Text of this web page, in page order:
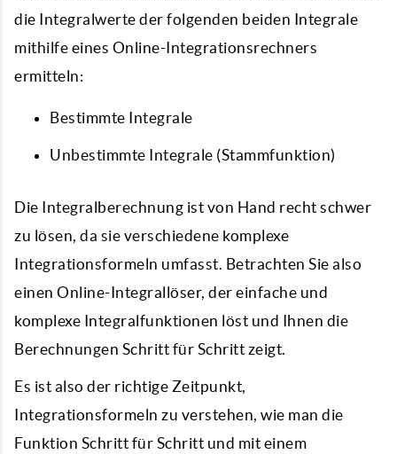
die Integralwerte der folgenden beiden Integrale
mithilfe eines Online-Integrationsrechners
ermitteln:
Bestimmte Integrale
Unbestimmte Integrale (Stammfunktion)
Die Integralberechnung ist von Hand recht schwer
zu lösen, da sie verschiedene komplexe
Integrationsformeln umfasst. Betrachten Sie also
einen Online-Integrallöser, der einfache und
komplexe Integralfunktionen löst und Ihnen die
Berechnungen Schritt für Schritt zeigt.
Es ist also der richtige Zeitpunkt,
Integrationsformeln zu verstehen, wie man die
Funktion Schritt für Schritt und mit einem